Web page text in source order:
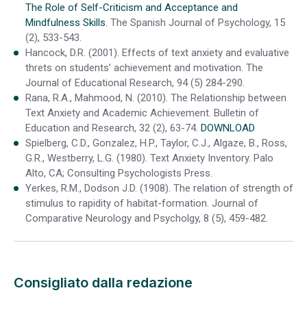
The Role of Self-Criticism and Acceptance and
Mindfulness Skills. The Spanish Journal of Psychology, 15
(2), 533-543.
Hancock, D.R. (2001). Effects of text anxiety and evaluative
threts on students’ achievement and motivation. The
Journal of Educational Research, 94 (5) 284-290.
Rana, R.A., Mahmood, N. (2010). The Relationship between
Text Anxiety and Academic Achievement. Bulletin of
Education and Research, 32 (2), 63-74. DOWNLOAD
Spielberg, C.D., Gonzalez, H.P., Taylor, C.J., Algaze, B., Ross,
G.R., Westberry, L.G. (1980). Text Anxiety Inventory. Palo
Alto, CA; Consulting Psychologists Press.
Yerkes, R.M., Dodson J.D. (1908). The relation of strength of
stimulus to rapidity of habitat-formation. Journal of
Comparative Neurology and Psycholgy, 8 (5), 459-482.
Consigliato dalla redazione